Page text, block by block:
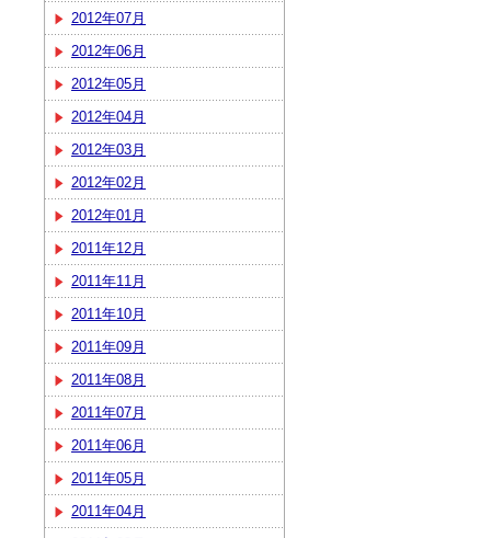
2012年07月
2012年06月
2012年05月
2012年04月
2012年03月
2012年02月
2012年01月
2011年12月
2011年11月
2011年10月
2011年09月
2011年08月
2011年07月
2011年06月
2011年05月
2011年04月